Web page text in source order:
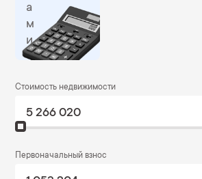
а
м
и
Стоимость недвижимости
5 266 020
Первоначальный взнос